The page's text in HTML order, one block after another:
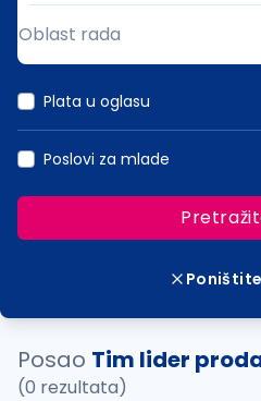
Oblast rada
Plata u oglasu
Poslovi za mlade
Posao Tim lider
(0 rezultata)